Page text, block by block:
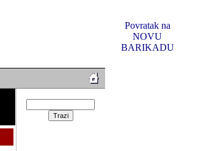
Povratak na
NOVU
BARIKADU